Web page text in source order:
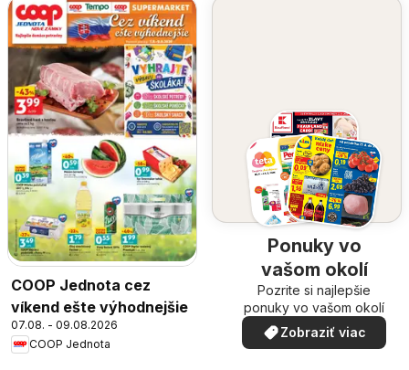
COOP Jednota cez
víkend ešte výhodnejšie
07.08. - 09.08.2026
COOP Jednota
Ponuky vo
vašom okolí
Pozrite si najlepšie
ponuky vo vašom okolí
Zobraziť viac